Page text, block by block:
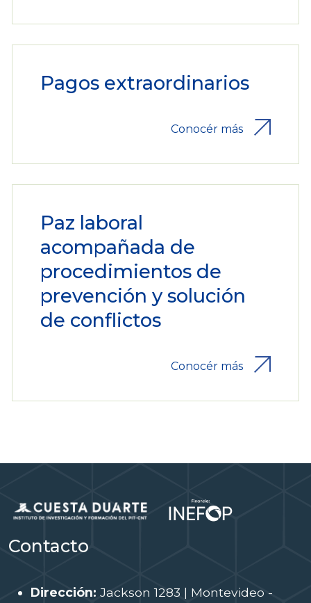
Pagos extraordinarios
Conocér más
Paz laboral
acompañada de
procedimientos de
prevención y solución
de conflictos
Conocér más
Contacto
Dirección: Jackson 1283 | Montevideo -